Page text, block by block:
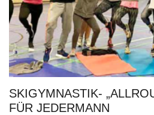
SKIGYMNASTIK-
FÜR JEDERMANN